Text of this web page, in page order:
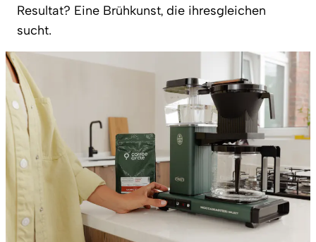
Resultat? Eine Brühkunst, die ihresgleichen
sucht.